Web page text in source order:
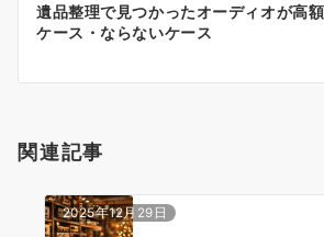
ン
遺品整理で見つかったオーディオが高
ケース・ならないケース
関連記事
2025年12月29日